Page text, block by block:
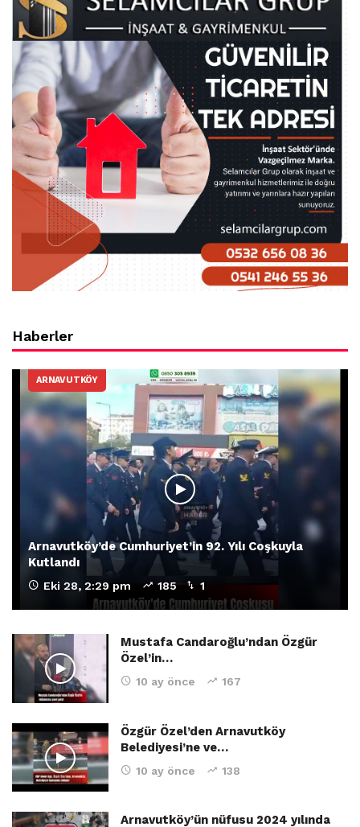
Haberler
ARNAVUTKÖY
Arnavutköy’de Cumhuriyet’in 92. Yılı Coşkuyla
Kutlandı
Eki 28, 2:29 pm 185 1
Mustafa Candaroğlu’ndan Özgür
Özel’in…
10 ay önce 167
Özgür Özel’den Arnavutköy
Belediyesi’ne ve…
10 ay önce 138
Arnavutköy’ün nüfusu 2024 yılında